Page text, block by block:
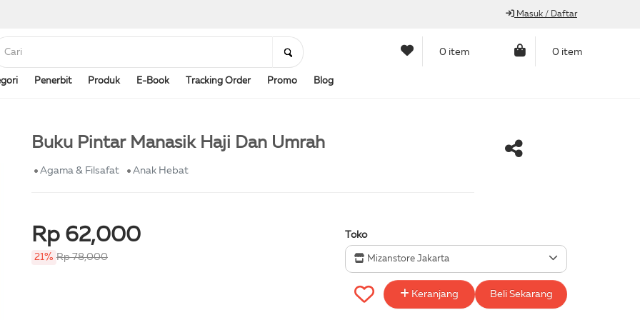
Masuk / Daftar
0 item 0 item
Penerbit Produk E-Book Tracking Order Promo Blog
Buku Pintar Manasik Haji Dan Umrah
Agama & Filsafat Anak Hebat
Rp 62,000
21% Rp 78,000
Toko
Mizanstore Jakarta
Keranjang Beli Sekarang